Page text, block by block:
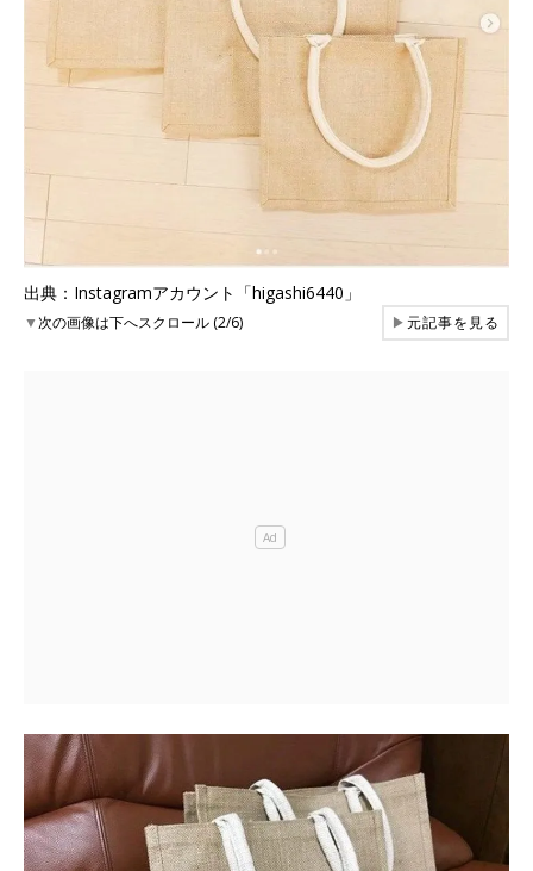
出典：Instagramアカウント「higashi6440」
▼次の画像は下へスクロール (2/6) ▶元記事を見る